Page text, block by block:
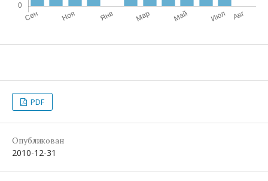
PDF
Опубликован
2010-12-31